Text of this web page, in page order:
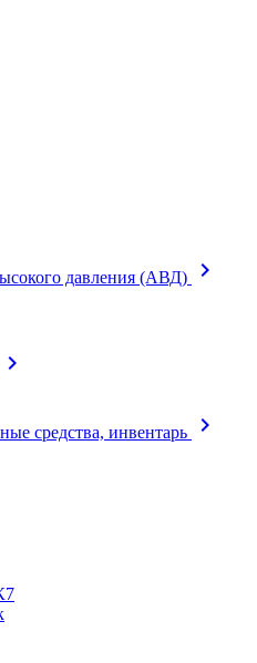
давления (АВД) keyboard_arrow_right
keyboard_arrow_right
средства, инвентарь keyboard_arrow_right